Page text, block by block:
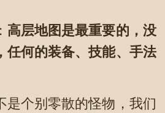
高层地图是最重要的，没
任何的装备、技能、手法
是个别零散的怪物，我们